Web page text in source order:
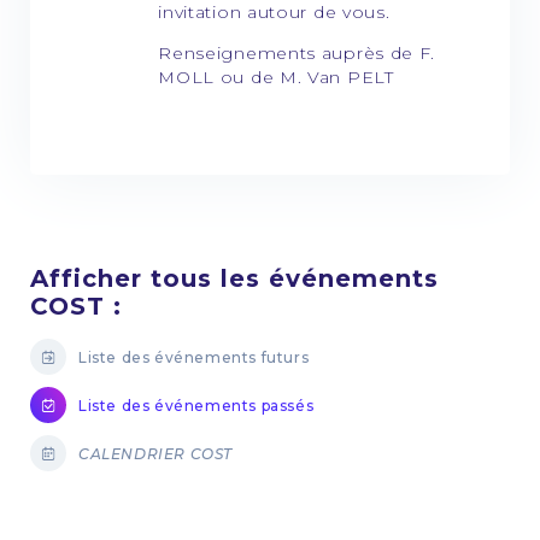
invitation autour de vous.
Renseignements auprès de F.
MOLL ou de M. Van PELT
Afficher tous les événements
COST :
Liste des événements futurs
Liste des événements passés
CALENDRIER COST